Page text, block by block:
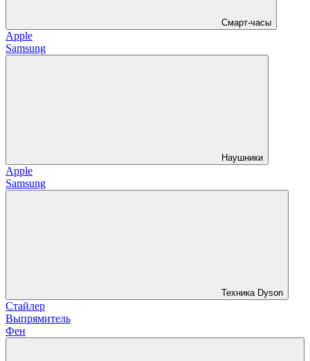
Смарт-часы
Apple
Samsung
Наушники
Apple
Samsung
Техника Dyson
Стайлер
Выпрямитель
Фен